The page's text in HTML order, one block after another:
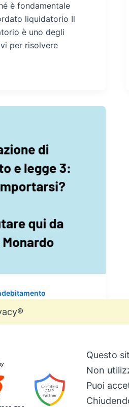
è fondamentale
liquidatorio Il
è uno degli
per risolvere
e
comportarsi
di pagamento è
della
notifica della cartella
Questo
Non
Puoi